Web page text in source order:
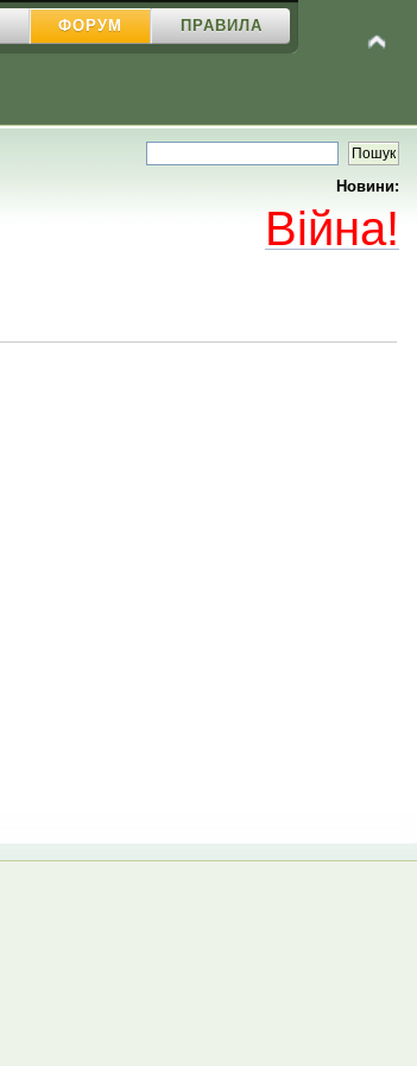
ФОРУМ ПРАВИЛА
Новини:
Війна!